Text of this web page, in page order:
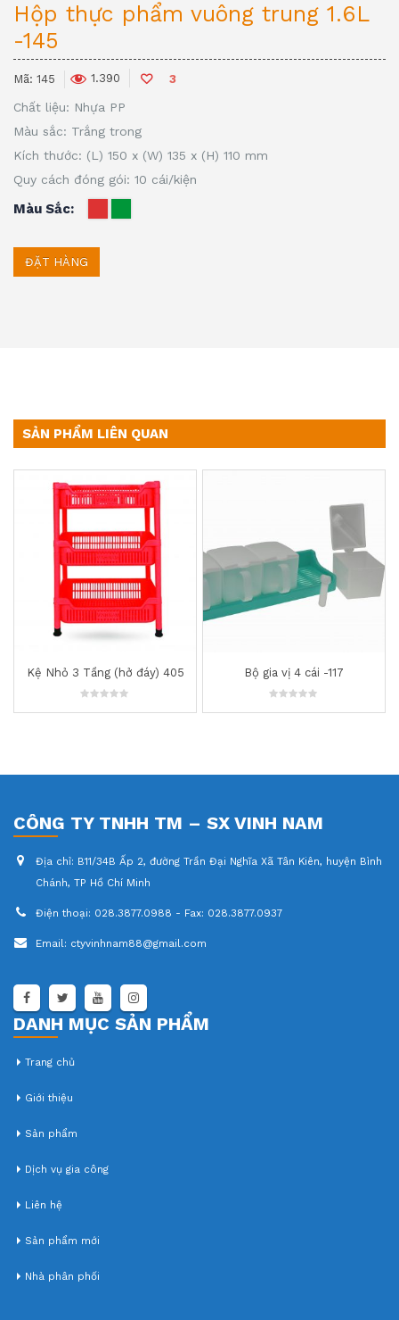
Hộp thực phẩm vuông trung 1.6L
-145
Mã: 145 1.390 3
Chất liệu: Nhựa PP
Màu sắc: Trắng trong
Kích thước: (L) 150 x (W) 135 x (H) 110 mm
Quy cách đóng gói: 10 cái/kiện
Màu Sắc
ĐẶT HÀNG
SẢN PHẨM LIÊN QUAN
đáy) 405 Bộ gia vị 4 cái -117 Rỗ Chữ Nhật 34cm
CÔNG TY TNHH TM – SX VINH NAM
Địa chỉ: B11/34B Ấp 2, đường Trần Đại Nghĩa Xã Tân Kiên, huyện Bình
Chánh, TP Hồ Chí Minh
Điện thoại: 028.3877.0988 - Fax: 028.3877.0937
Email: ctyvinhnam88@gmail.com
DANH MỤC SẢN PHẨM
Trang chủ
Giới thiệu
Sản phẩm
Dịch vụ gia công
Liên hệ
Sản phẩm mới
Nhà phân phối